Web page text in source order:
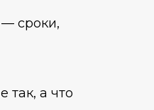
сроки,
так, а что